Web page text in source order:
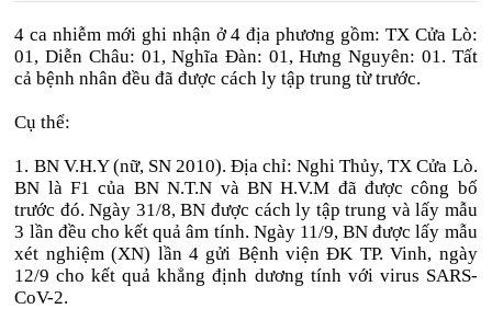
4 ca nhiễm mới ghi nhận ở 4 địa phương gồm: TX Cửa Lò:
01, Diễn Châu: 01, Nghĩa Đàn: 01, Hưng Nguyên: 01. Tất
cả bệnh nhân đều đã được cách ly tập trung từ trước.
Cụ thể:
1. BN V.H.Y (nữ, SN 2010). Địa chỉ: Nghi Thủy, TX Cửa Lò.
BN là F1 của BN N.T.N và BN H.V.M đã được công bố
trước đó. Ngày 31/8, BN được cách ly tập trung và lấy mẫu
3 lần đều cho kết quả âm tính. Ngày 11/9, BN được lấy mẫu
xét nghiệm (XN) lần 4 gửi Bệnh viện ĐK TP. Vinh, ngày
12/9 cho kết quả khẳng định dương tính với virus SARS-
CoV-2.